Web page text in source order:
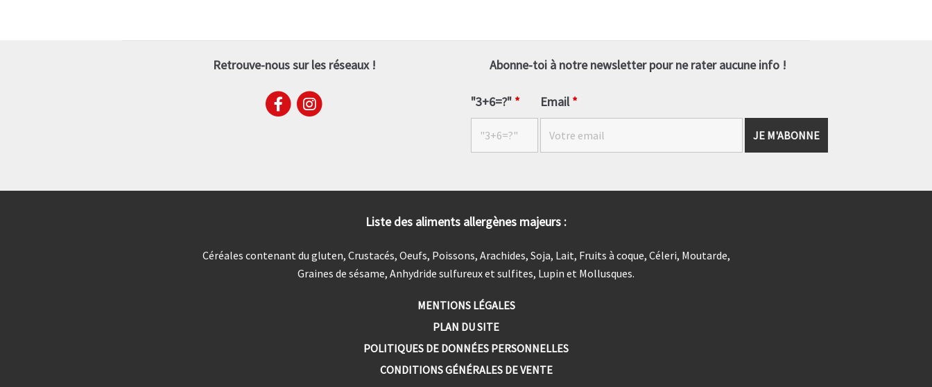
Retrouve-nous sur les réseaux ! Abonne-toi à notre newsletter pour ne rater aucune info !
"3+6=?" * Email*
Liste des aliments allergènes majeurs :
Céréales contenant du gluten, Crustacés, Oeufs, Poissons, Arachides, Soja, Lait, Fruits à coque, Céleri, Moutarde,
Graines de sésame, Anhydride sulfureux et sulfites, Lupin et Mollusques.
MENTIONS LÉGALES
PLAN DU SITE
POLITIQUES DE DONNÉES PERSONNELLES
CONDITIONS GÉNÉRALES DE VENTE